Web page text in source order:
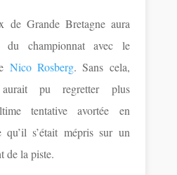
de Grande Bretagne aura
du championnat avec le
Nico Rosberg. Sans cela,
pu regretter plus
tentative avortée en
qu’il s’était mépris sur un
de la piste.